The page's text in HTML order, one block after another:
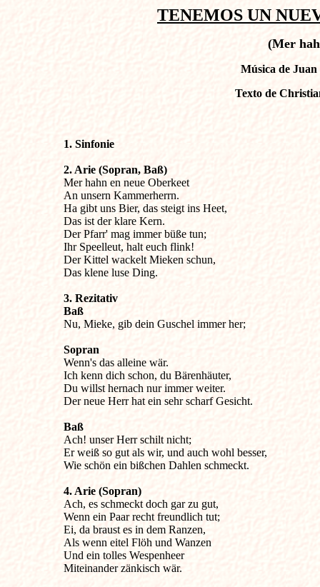
TENEMOS UN
(Mer
Música de Juan
Texto de
1. Sinfonie
2. Arie (Sopran, Baß)
Mer hahn en neue Oberkeet
An unsern Kammerherrn.
Ha gibt uns Bier, das steigt ins Heet,
Das ist der klare Kern.
Der Pfarr' mag immer büße tun;
Ihr Speelleut, halt euch flink!
Der Kittel wackelt Mieken schun,
Das klene luse Ding.
3. Rezitativ
Baß
Nu, Mieke, gib dein Guschel immer her;
Wenn's das alleine wär.
Ich kenn dich schon, du Bärenhäuter,
Du willst hernach nur immer weiter.
Der neue Herr hat ein sehr scharf Gesicht.
Ach! unser Herr schilt nicht;
Er weiß so gut als wir, und auch wohl besser,
4. Arie (Sopran)
Ach, es schmeckt doch gar zu gut,
Wenn ein Paar recht freundlich tut;
Ei, da braust es in dem Ranzen,
Als wenn eitel Flöh und Wanzen
Und ein tolles Wespenheer
Miteinander zänkisch wär.